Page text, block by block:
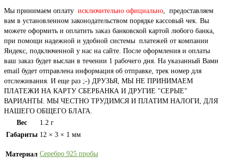
Мы принимаем оплату исключительно официально, предоставляем
вам в установленном законодательством порядке кассовый чек. Вы
можете оформить и оплатить заказ банковской картой любого банка,
при помощи надежной и удобной системы платежей от компании
Яндекс, подключенной у нас на сайте. После оформления и оплаты
ваш заказ будет выслан в течении 1 рабочего дня. На указанный Вами
email будет отправлена информация об отправке, трек номер для
отслеживания. И еще раз ;-) ДРУЗЬЯ, МЫ НЕ ПРИНИМАЕМ
ПЛАТЕЖИ НА КАРТУ СБЕРБАНКА И ДРУГИЕ "СЕРЫЕ"
ВАРИАНТЫ. МЫ ЧЕСТНО ТРУДИМСЯ И ПЛАТИМ НАЛОГИ, ДЛЯ
НАШЕГО ОБЩЕГО БЛАГА.
Вес
1.2 г
Габариты 12 × 3 × 1 мм
Материал Серебро 925 пробы